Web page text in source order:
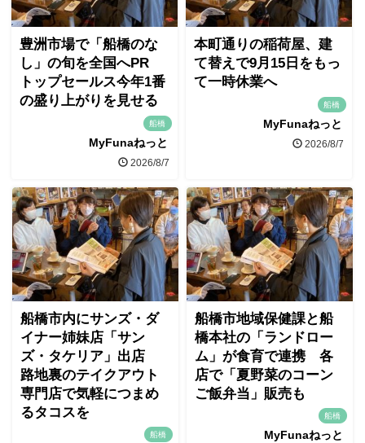
豊洲市場で「船橋のな
し」の旬を全国へPR
トップセールス今年1番
の盛り上がりを見せる
船橋
MyFunaねっと
2026/8/7
本町通りの稲荷屋、建
て替えで9月15日をもっ
て一時休業へ
船橋
MyFunaねっと
2026/8/7
船橋市内にサンズ・ダ
イナー姉妹店「サン
ズ・タケリア」出店
路地裏のテイクアウト
専門店で気軽につまめ
るタコスを
船橋
船橋市地域保健課と船
橋本社の「ランドロー
ム」が食育で連携 各
店で「夏野菜のコーン
ご飯弁当」販売も
船橋
MyFunaねっと